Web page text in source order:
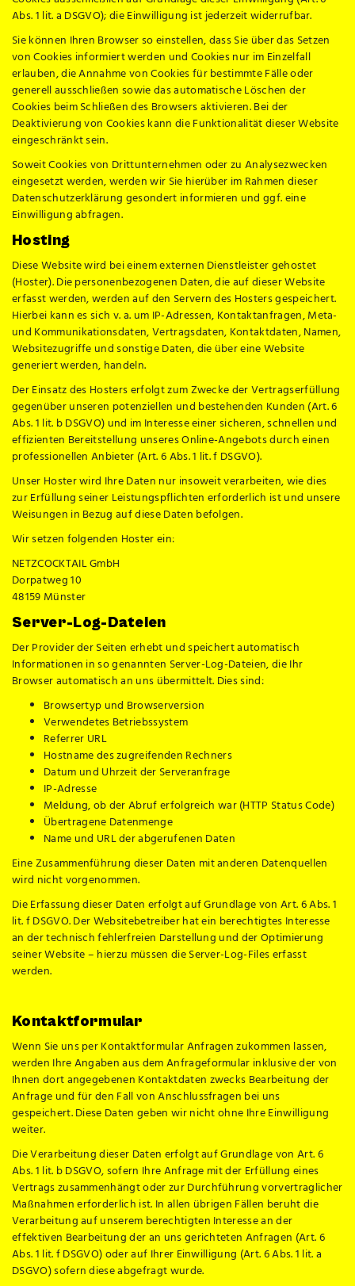
Abs. 1 lit. a DSGVO); die Einwilligung ist jederzeit widerrufbar.
Sie können Ihren Browser so einstellen, dass Sie über das Setzen
von Cookies informiert werden und Cookies nur im Einzelfall
erlauben, die Annahme von Cookies für bestimmte Fälle oder
generell ausschließen sowie das automatische Löschen der
Cookies beim Schließen des Browsers aktivieren. Bei der
Deaktivierung von Cookies kann die Funktionalität dieser Website
eingeschränkt sein.
Soweit Cookies von Drittunternehmen oder zu Analysezwecken
eingesetzt werden, werden wir Sie hierüber im Rahmen dieser
Datenschutzerklärung gesondert informieren und ggf. eine
Einwilligung abfragen.
Hosting
Diese Website wird bei einem externen Dienstleister gehostet
(Hoster). Die personenbezogenen Daten, die auf dieser Website
erfasst werden, werden auf den Servern des Hosters gespeichert.
Hierbei kann es sich v. a. um IP-Adressen, Kontaktanfragen, Meta-
und Kommunikationsdaten, Vertragsdaten, Kontaktdaten, Namen,
Websitezugriffe und sonstige Daten, die über eine Website
generiert werden, handeln.
Der Einsatz des Hosters erfolgt zum Zwecke der Vertragserfüllung
gegenüber unseren potenziellen und bestehenden Kunden (Art. 6
Abs. 1 lit. b DSGVO) und im Interesse einer sicheren, schnellen und
effizienten Bereitstellung unseres Online-Angebots durch einen
professionellen Anbieter (Art. 6 Abs. 1 lit. f DSGVO).
Unser Hoster wird Ihre Daten nur insoweit verarbeiten, wie dies
zur Erfüllung seiner Leistungspflichten erforderlich ist und unsere
Weisungen in Bezug auf diese Daten befolgen.
Wir setzen folgenden Hoster ein:
NETZCOCKTAIL GmbH
Dorpatweg 10
48159 Münster
Server-Log-Dateien
Der Provider der Seiten erhebt und speichert automatisch
Informationen in so genannten Server-Log-Dateien, die Ihr
Browser automatisch an uns übermittelt. Dies sind:
Browsertyp und Browserversion
Verwendetes Betriebssystem
Referrer URL
Hostname des zugreifenden Rechners
Datum und Uhrzeit der Serveranfrage
IP-Adresse
Meldung, ob der Abruf erfolgreich war (HTTP Status Code)
Übertragene Datenmenge
Name und URL der abgerufenen Daten
Eine Zusammenführung dieser Daten mit anderen Datenquellen
wird nicht vorgenommen.
Die Erfassung dieser Daten erfolgt auf Grundlage von Art. 6 Abs. 1
lit. f DSGVO. Der Websitebetreiber hat ein berechtigtes Interesse
an der technisch fehlerfreien Darstellung und der Optimierung
seiner Website – hierzu müssen die Server-Log-Files erfasst
werden.
Kontaktformular
Wenn Sie uns per Kontaktformular Anfragen zukommen lassen,
werden Ihre Angaben aus dem Anfrageformular inklusive der von
Ihnen dort angegebenen Kontaktdaten zwecks Bearbeitung der
Anfrage und für den Fall von Anschlussfragen bei uns
gespeichert. Diese Daten geben wir nicht ohne Ihre Einwilligung
weiter.
Die Verarbeitung dieser Daten erfolgt auf Grundlage von Art. 6
Abs. 1 lit. b DSGVO, sofern Ihre Anfrage mit der Erfüllung eines
Vertrags zusammenhängt oder zur Durchführung vorvertraglicher
Maßnahmen erforderlich ist. In allen übrigen Fällen beruht die
Verarbeitung auf unserem berechtigten Interesse an der
effektiven Bearbeitung der an uns gerichteten Anfragen (Art. 6
Abs. 1 lit. f DSGVO) oder auf Ihrer Einwilligung (Art. 6 Abs. 1 lit. a
DSGVO) sofern diese abgefragt wurde.